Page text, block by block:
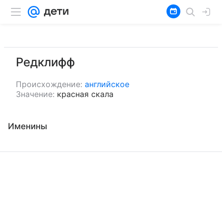
Редклифф
Происхождение: английское
Значение: красная скала
Именины